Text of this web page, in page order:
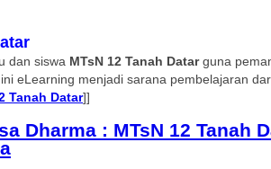
dan siswa MTsN 12 Tanah Datarguna
eLearning menjadi sarana pembelajaran
Tanah Datar]]
Dharma : MTsN 12 Tanah